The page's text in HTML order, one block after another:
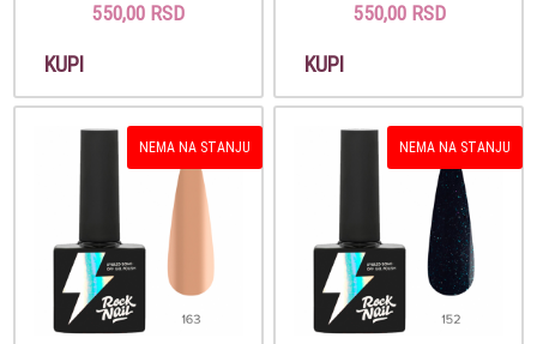
550,00 RSD
KUPI
550,00 RSD
KUPI
NEMA NA STANJU NEMA NA STANJU